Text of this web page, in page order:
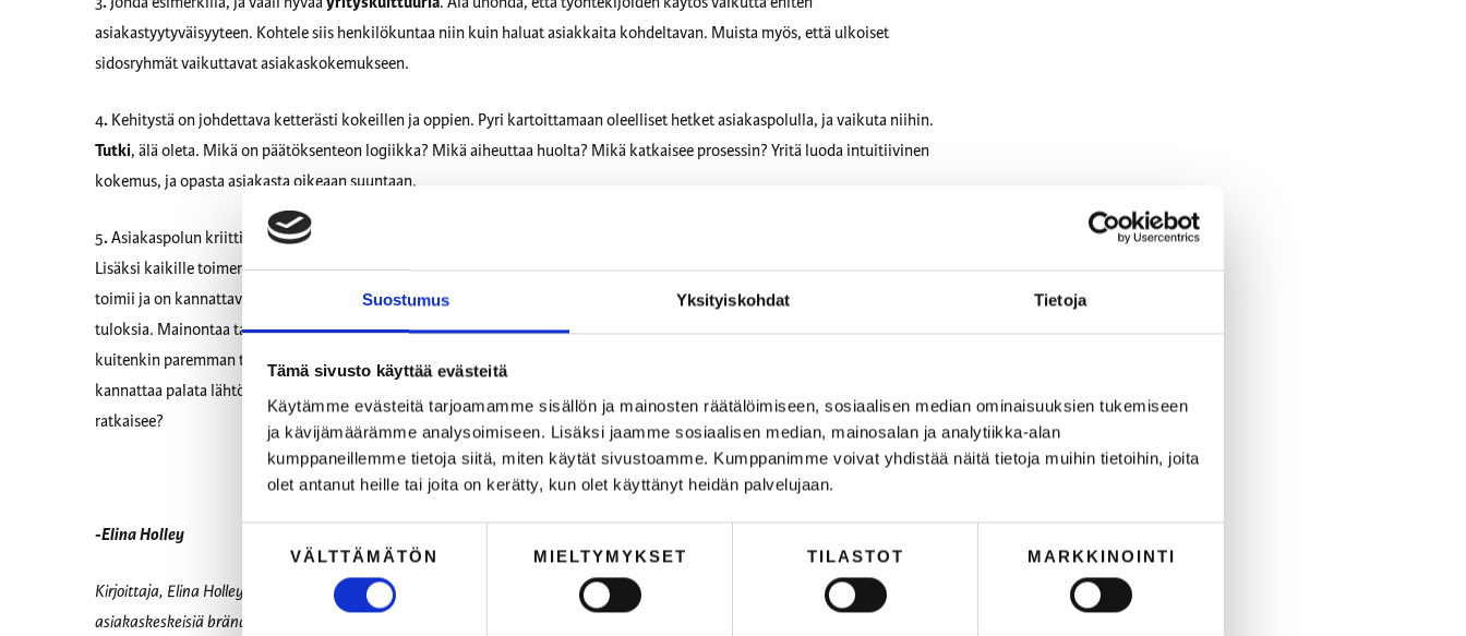
Suostumus Yksityiskohdat Tietoja
Tämä sivusto käyttää evästeitä
Käytämme evästeitä tarjoamamme sisällön ja mainosten räätälöimiseen, sosiaalisen median ominaisuuksien tukemiseen
ja kävijämäärämme analysoimiseen. Lisäksi jaamme sosiaalisen median, mainosalan ja analytiikka-alan
kumppaneillemme tietoja siitä, miten käytät sivustoamme. Kumppanimme voivat yhdistää näitä tietoja muihin tietoihin, joita
olet antanut heille tai joita on kerätty, kun olet käyttänyt heidän palvelujaan.
VÄLTTÄMÄTÖN MIELTYMYKSET TILASTOT MARKKINOINTI
asiakastyytyväisyyteen. Kohtele siis henkilökuntaa niin kuin haluat asiakkaita kohdeltavan. Muista myös, että ulkoiset
sidosryhmät vaikuttavat asiakaskokemukseen.
4.Kehitystä on johdettava ketterästi kokeillen ja oppien. Pyri kartoittamaan oleelliset hetket asiakaspolulla, ja vaikuta niihin.
Tutki, älä oleta. Mikä on päätöksenteon logiikka? Mikä aiheuttaa huolta? Mikä katkaisee prosessin? Yritä luoda intuitiivinen
kokemus, ja opasta asiakasta oikeaan suuntaan.
5.Asiakaspolun kriittisiin kohtiin on asetettava mittarit ja hälytyskellot. Korjaa se mikä on rikki mahdollisimman nopeasti.
Lisäksi kaikille toimenpiteille on määriteltävätavoitteet, ja tuloksia pitää seurata. Niiden avulla voit kehittää lisää sitä mikä
toimii ja on kannattavaa. Äläkä pelkää dataa. Se on ystävä, johon kannattaa tutustua rauhassa. Äläkä vaadi vain nopeita
tuloksia. Mainontaa tarvitaan, ja kampanjoilla saa aikaiseksi kasvupiikkejä. Systemaattinen, asiakaskeskeinen kehitys tuo
kuitenkin paremman tuoton pitkällä tähtäimellä. Siihen kannatta panostaa. 🔁 Jos jokin ylläolevista tuntuu haastavalta,
kannattaa palata lähtöruutuun. Mikä on brändin / liiketoiminnan ydin? Miksi yritys on olemassa? Minkä ongelman tuote
ratkaisee?
-Elina Holley
Kirjoittaja, Elina Holley (
), on luova johtaja, designer ja strategi. Hän auttaa yrityksiä kasvamaan luomalla koukuttavia,
asiakaskeskeisiä brändejä. Elinan tavoite on tuoda iloa arkeen, ja kehittää menestyviä, merkityksellisiä yrityksiä.